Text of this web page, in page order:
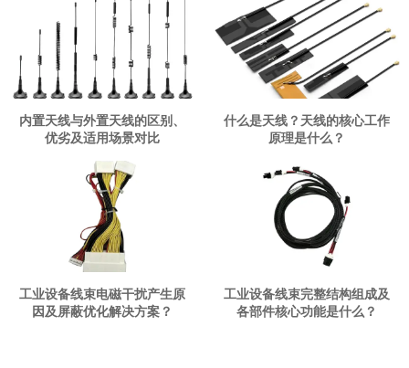
内置天线与外置天线的区别、
优劣及适用场景对比
什么是天线？天线的核心工作
原理是什么？
工业设备线束电磁干扰产生原
因及屏蔽优化解决方案？
工业设备线束完整结构组成及
各部件核心功能是什么？